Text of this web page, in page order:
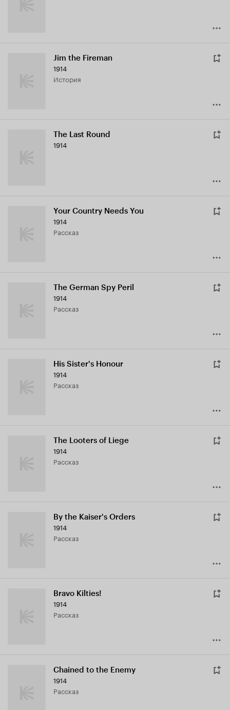
Jim the Fireman
1914
история
The Last Round
1914
Your Country Needs You
1914
рассказ
The German Spy Peril
1914
рассказ
His Sister's Honour
1914
рассказ
The Looters of Liege
1914
рассказ
By the Kaiser's Orders
1914
рассказ
Bravo Kilties!
1914
рассказ
Chained to the Enemy
1914
рассказ